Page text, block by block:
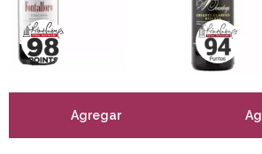
Agregar